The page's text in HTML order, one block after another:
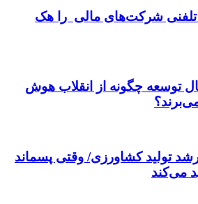
تلفنی شرکت‌های مالی را هک
توسعه چگونه از انقلاب هوش
تولید کشاورزی/ وقتی پسماند
می‌کند